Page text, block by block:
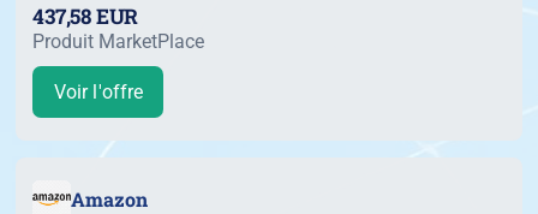
437,58 EUR
Produit MarketPlace
Voir l'offre
Amazon